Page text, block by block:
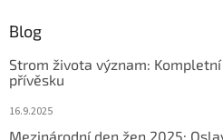
Blog
Strom života význam:
přívěsku
16.9.2025
Mezinárodní den žen 2025: